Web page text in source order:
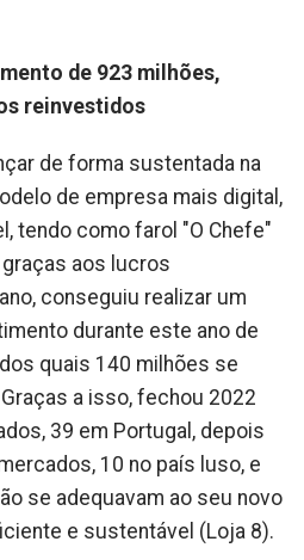
de 923 milhões,
reinvestidos
de forma sustentada na
de empresa mais digital,
tendo como farol "O Chefe"
aos lucros
conseguiu realizar um
durante este ano de
quais 140 milhões se
a isso, fechou 2022
39 em Portugal, depois
10 no país luso, e
se adequavam ao seu novo
e sustentável (Loja 8).